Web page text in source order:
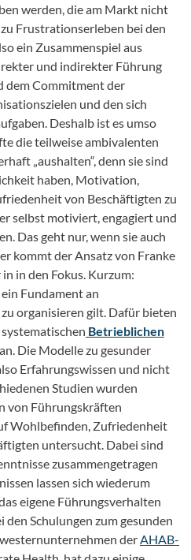
werden, die am Markt nicht
Frustrationserleben bei den
ein Zusammenspiel aus
und indirekter Führung
dem Commitment der
und den sich
Deshalb ist es umso
die teilweise ambivalenten
„aushalten“, denn sie sind
haben, Motivation,
von Beschäftigten zu
selbst motiviert, engagiert und
Das geht nur, wenn sie auch
kommt der Ansatz von Franke
in in den Fokus. Kurzum:
Fundament an
organisieren gilt. Dafür bieten
Betrieblichen
an. Die Modelle zu gesunder
Erfahrungswissen und nicht
Studien wurden
von Führungskräften
Wohlbefinden, Zufriedenheit
untersucht. Dabei sind
zusammengetragen
lassen sich wiederum
eigene Führungsverhalten
Schulungen zum gesunden
derAHAB-